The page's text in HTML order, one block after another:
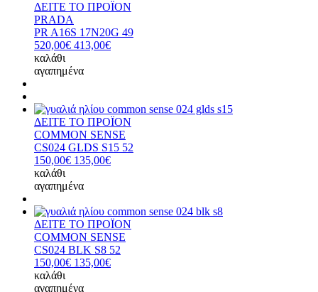
ΔΕΙΤΕ ΤΟ ΠΡΟΪΟΝ
PRADA
PR A16S 17N20G 49
520,00€ 413,00€
καλάθι
αγαπημένα
ΔΕΙΤΕ ΤΟ ΠΡΟΪΟΝ
COMMON SENSE
CS024 GLDS S15 52
150,00€ 135,00€
καλάθι
αγαπημένα
ΔΕΙΤΕ ΤΟ ΠΡΟΪΟΝ
COMMON SENSE
CS024 BLK S8 52
150,00€ 135,00€
καλάθι
αγαπημένα